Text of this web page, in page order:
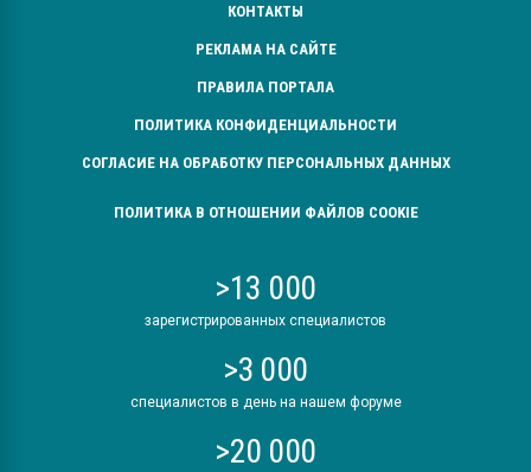
КОНТАКТЫ
РЕКЛАМА НА САЙТЕ
ПРАВИЛА ПОРТАЛА
ПОЛИТИКА КОНФИДЕНЦИАЛЬНОСТИ
СОГЛАСИЕ НА ОБРАБОТКУ ПЕРСОНАЛЬНЫХ ДАННЫХ
ПОЛИТИКА В ОТНОШЕНИИ ФАЙЛОВ COOKIE
>13 000
зарегистрированных специалистов
>3 000
специалистов в день на нашем форуме
>20 000